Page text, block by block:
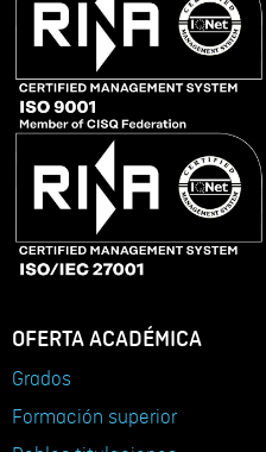
OFERTA ACADÉMICA
Grados
Formación superior